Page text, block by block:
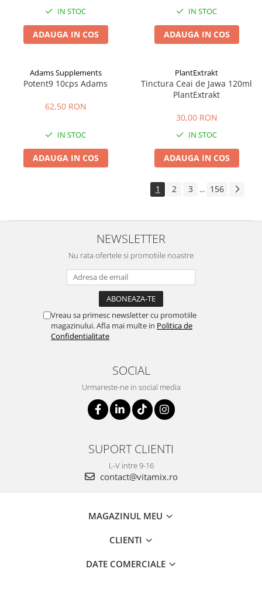
IN STOC
ADAUGA IN COS
IN STOC
ADAUGA IN COS
Adams Supplements
Potent9 10cps Adams
62,50 RON
IN STOC
ADAUGA IN COS
PlantExtrakt
Tinctura Ceai de Jawa 120ml
PlantExtrakt
30,00 RON
IN STOC
ADAUGA IN COS
1 2 3 ... 156
NEWSLETTER
Nu rata ofertele si promotiile noastre
Vreau sa primesc newsletter cu promotiile
magazinului. Afla mai multe in Politica de
Confidentialitate
SOCIAL
Urmareste-ne in social media
SUPORT CLIENTI
L-V intre 9-16
contact@vitamix.ro
MAGAZINUL MEU
CLIENTI
DATE COMERCIALE